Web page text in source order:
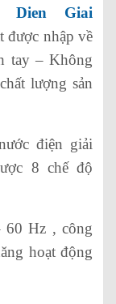
Dien Giai
được nhập về
tay – Không
lượng sản
điện giải
8 chế độ
Hz , công
hoạt động